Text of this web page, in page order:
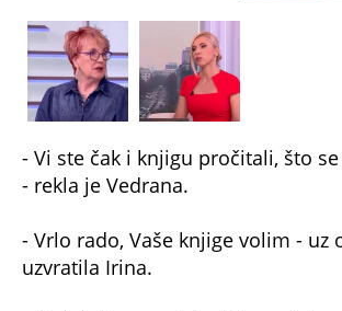
- rekla je Vedrana.
uzvratila Irina.